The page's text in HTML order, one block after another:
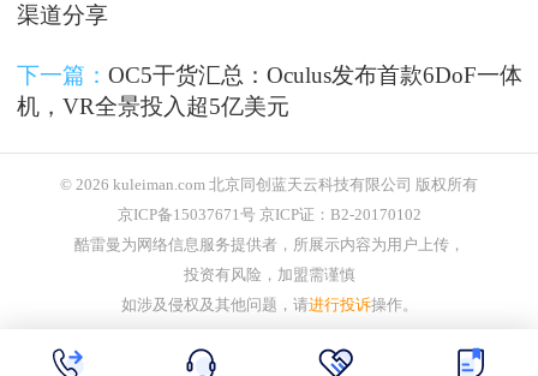
渠道分享
下一篇： OC5干货汇总：Oculus发布首款6DoF一体
机，VR全景投入超5亿美元
© 2026 kuleiman.com 北京同创蓝天云科技有限公司 版权所有
京ICP备15037671号 京ICP证：B2-20170102
酷雷曼为网络信息服务提供者，所展示内容为用户上传，
投资有风险，加盟需谨慎
如涉及侵权及其他问题，请进行投诉操作。